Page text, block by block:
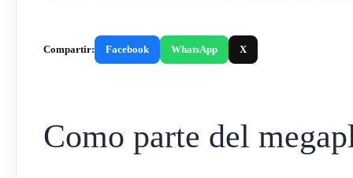
Compartir: Facebook WhatsApp X
Como parte del